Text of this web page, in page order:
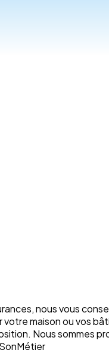
nous vous
maison ou vos
Nous sommes